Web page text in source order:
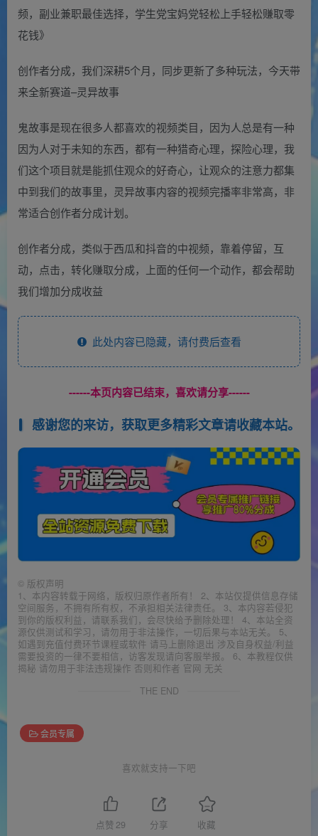
频，副业兼职最佳选择，学生党宝妈党轻松上手轻松赚取零
花钱》
创作者分成，我们深耕5个月，同步更新了多种玩法，今天带
来全新赛道–灵异故事
鬼故事是现在很多人都喜欢的视频类目，因为人总是有一种
因为人对于未知的东西，都有一种猎奇心理，探险心理，我
们这个项目就是能抓住观众的好奇心，让观众的注意力都集
中到我们的故事里，灵异故事内容的视频完播率非常高，非
常适合创作者分成计划。
创作者分成，类似于西瓜和抖音的中视频，靠着停留，互
动，点击，转化赚取分成，上面的任何一个动作，都会帮助
我们增加分成收益
此处内容已隐藏，请付费后查看
------本页内容已结束，喜欢请分享------
感谢您的来访，获取更多精彩文章请收藏本站。
© 版权声明
1、本内容转载于网络，版权归原作者所有！ 2、本站仅提供信息存储
空间服务，不拥有所有权，不承担相关法律责任。 3、本内容若侵犯
到你的版权利益，请联系我们，会尽快给予删除处理！ 4、本站全资
源仅供测试和学习，请勿用于非法操作，一切后果与本站无关。 5、
如遇到充值付费环节课程或软件 请马上删除退出 涉及自身权益/利益
需要投资的一律不要相信，访客发现请向客服举报。 6、本教程仅供
揭秘 请勿用于非法违规操作 否则和作者 官网 无关
THE END
会员专属
喜欢就支持一下吧
点赞 29 分享 收藏